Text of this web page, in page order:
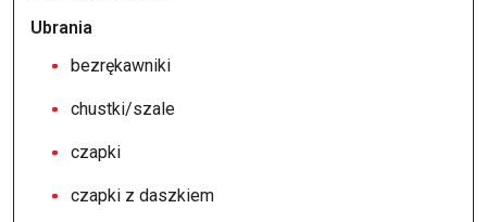
Ubrania
bezrękawniki
chustki/szale
czapki
czapki z daszkiem